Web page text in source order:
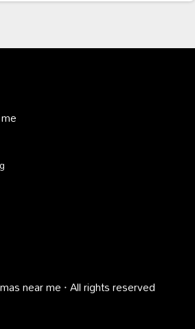
near me · All rights reserved